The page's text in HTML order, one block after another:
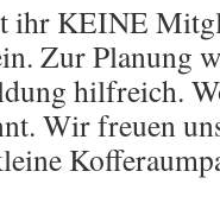
ihr KEINE
Zur Planung
hilfreich.
Wir freuen